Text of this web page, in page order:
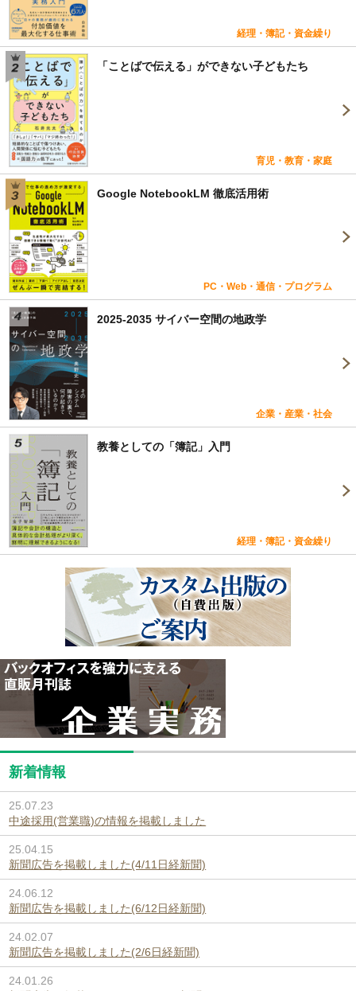
経理・簿記・資金繰り
「ことばで伝える」ができない子どもたち
育児・教育・家庭
Google NotebookLM 徹底活用術
PC・Web・通信・プログラム
2025-2035 サイバー空間の地政学
企業・産業・社会
教養としての「簿記」入門
経理・簿記・資金繰り
新着情報
25.07.23
中途採用(営業職)の情報を掲載しました
25.04.15
新聞広告を掲載しました(4/11日経新聞)
24.06.12
新聞広告を掲載しました(6/12日経新聞)
24.02.07
新聞広告を掲載しました(2/6日経新聞)
24.01.26